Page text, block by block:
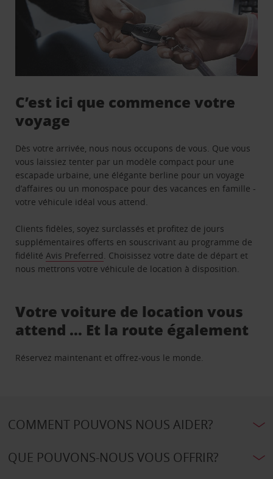
C’est ici que commence votre
voyage
Dès votre arrivée, nous nous occupons de vous. Que vous
vous laissiez tenter par un modèle compact pour une
escapade urbaine, une élégante berline pour un voyage
d’affaires ou un monospace pour des vacances en famille -
votre véhicule idéal vous attend.
Clients fidèles, soyez surclassés et profitez de jours
supplémentaires offerts en souscrivant au programme de
fidélitéAvis Preferred. Choisissez votre date de départ et
nous mettrons votre véhicule de location à disposition.
Votre voiture de location vous
attend … Et la route également
Réservez maintenant et offrez-vous le monde.
COMMENT POUVONS NOUS AIDER?
QUE POUVONS-NOUS VOUS OFFRIR?